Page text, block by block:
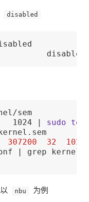
disabled
disabled
1024 | sudo
tee
307200  32
nbu 为例